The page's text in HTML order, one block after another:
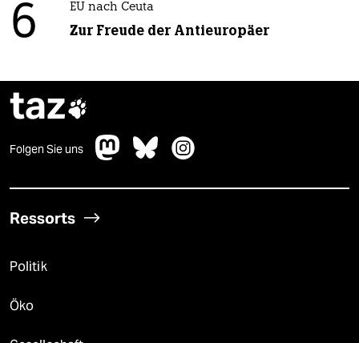
6 EU nach Ceuta
Zur Freude der Antieuropäer
taz
Folgen Sie uns
Ressorts
Politik
Öko